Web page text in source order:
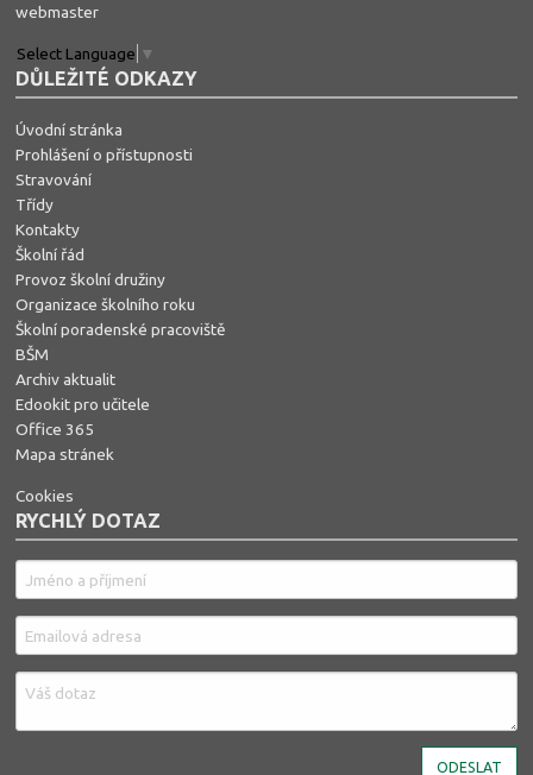
webmaster
Select Language ▼
DŮLEŽITÉ ODKAZY
Úvodní stránka
Prohlášení o přístupnosti
Stravování
Třídy
Kontakty
Školní řád
Provoz školní družiny
Organizace školního roku
Školní poradenské pracoviště
BŠM
Archiv aktualit
Edookit pro učitele
Office 365
Mapa stránek
Cookies
RYCHLÝ DOTAZ